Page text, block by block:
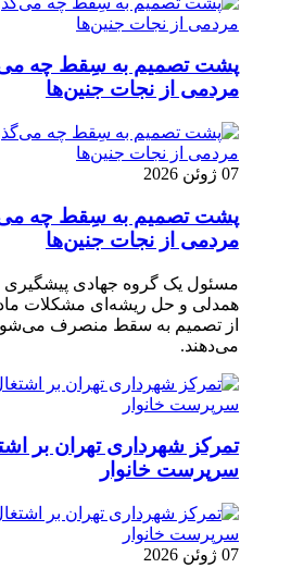
پشت تصمیم به سِقط چه
مردمی از نجات جنین‌ها
07 ژوئن 2026
پشت تصمیم به سِقط چه
مردمی از نجات جنین‌ها
مسئول یک گروه جهادی
همدلی و حل ریشه‌ای مشکلات
از تصمیم به سقط منصرف می‌شوند
می‌دهند.
سرپرست خانوار
07 ژوئن 2026